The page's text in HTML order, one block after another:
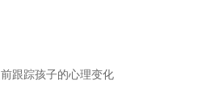
跟踪孩子的心理变化